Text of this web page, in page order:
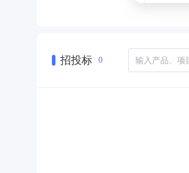
招投标 0